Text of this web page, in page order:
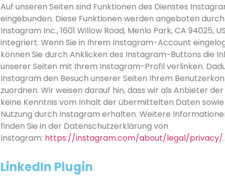
Auf unseren Seiten sind Funktionen des Dienstes
eingebunden. Diese Funktionen werden angeboten
Instagram Inc., 1601 Willow Road, Menlo Park, CA 94025,
integriert. Wenn Sie in Ihrem Instagram-Account
können Sie durch Anklicken des Instagram-Buttons die
unserer Seiten mit Ihrem Instagram-Profil verlinken.
Instagram den Besuch unserer Seiten Ihrem
zuordnen. Wir weisen darauf hin, dass wir als Anbieter
keine Kenntnis vom Inhalt der übermittelten Daten
Nutzung durch Instagram erhalten. Weitere
finden Sie in der Datenschutzerklärung von
Instagram: https://instagram.com/about/legal/privacy/.
LinkedIn Plugin